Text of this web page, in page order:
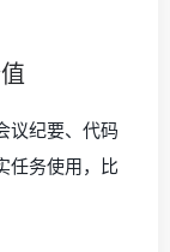
议纪要、代码
任务使用，比